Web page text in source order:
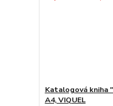
Katalogová kniha
A4, VIQUEL